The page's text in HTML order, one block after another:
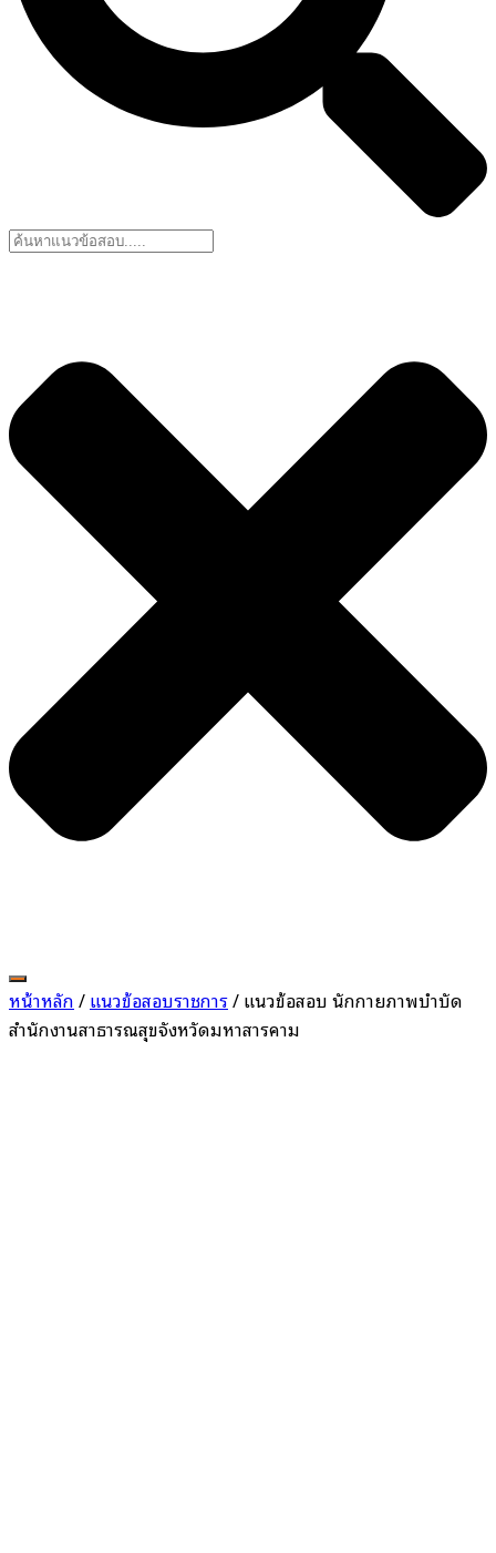
หน้าหลัก/แนวข้อสอบราชการ/ แนวข้อสอบ นักกายภาพบำบัด
สำนักงานสาธารณสุขจังหวัดมหาสารคาม